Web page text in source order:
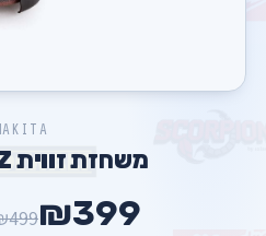
משחזת זווית DGA452Z
₪399